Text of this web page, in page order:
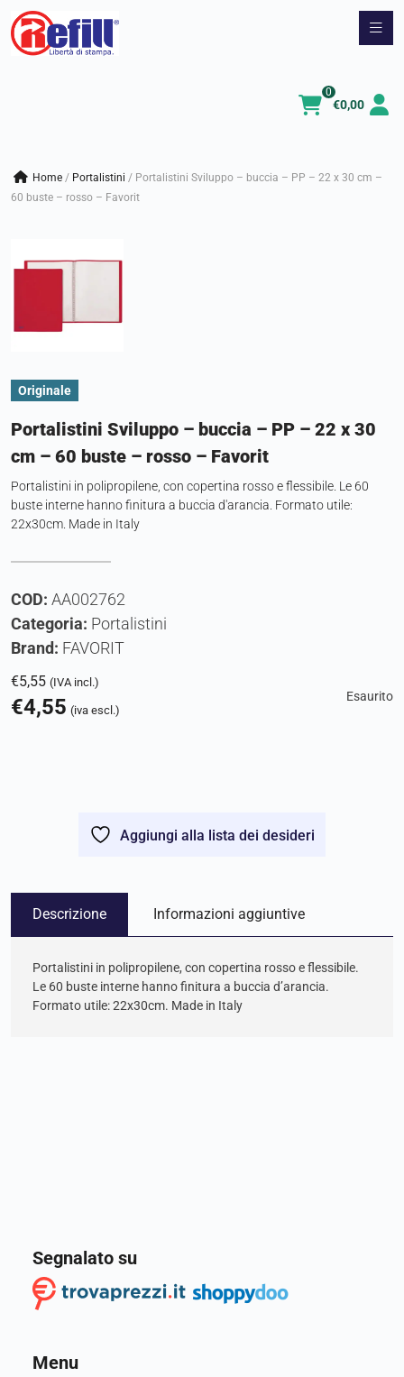
Vai
€0,00
0
Home / portalistini / Portalistini Sviluppo – buccia – PP – 22 x 30 cm –
60 buste – rosso – Favorit
Originale
Portalistini Sviluppo – buccia – PP – 22 x 30
cm – 60 buste – rosso – Favorit
Portalistini in polipropilene, con copertina rosso e flessibile. Le 60
buste interne hanno finitura a buccia d'arancia. Formato utile:
22x30cm. Made in Italy
COD: AA002762
Categoria: Portalistini
Brand: FAVORIT
€5,55 (IVA incl.)
€4,55 (iva escl.)
Esaurito
Aggiungi alla lista dei desideri
Descrizione Informazioni aggiuntive
Portalistini in polipropilene, con copertina rosso e flessibile.
Le 60 buste interne hanno finitura a buccia d’arancia.
Formato utile: 22x30cm. Made in Italy
Segnalato su
Menu